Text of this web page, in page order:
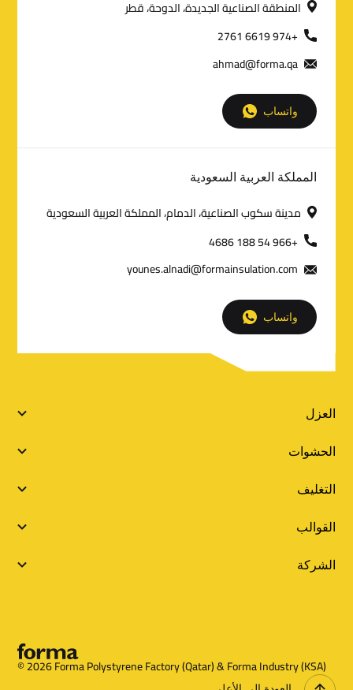
l
المنطقة الصناعية الجديدة، الدوحة، قطر
+974 6619 2761
ahmad@forma.qa
واتساب
المملكة العربية السعودية
مدينة سكوب الصناعية، الدمام، المملكة العربية السعودية
+966 54 188 4686
younes.alnadi@formainsulation.com
واتساب
S
i
t
k
s
العزل
الحشوات
التغليف
القوالب
الشركة
© 2026 Forma Polystyrene Factory (Qatar) & Forma Industry (KSA)